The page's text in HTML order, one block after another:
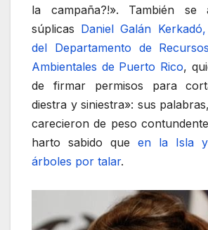
la campaña?!». También se
súplicas Daniel Galán
del Departamento de
Ambientales de Puerto Rico,
de firmar permisos para
diestra y siniestra»: sus
carecieron de peso
harto sabido que en la Isla
árboles por talar.